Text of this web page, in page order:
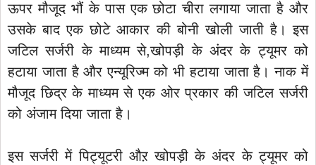
ऊपर मौजूद भौं के पास एक छोटा चीरा लगाया जाता है और
उसके बाद एक छोटे आकार की बोनी खोली जाती है। इस
जटिल सर्जरी के माध्यम से,खोपड़ी के अंदर के ट्यूमर को
हटाया जाता है और एन्यूरिज्म को भी हटाया जाता है। नाक में
मौजूद छिद्र के माध्यम से एक ओर प्रकार की जटिल सर्जरी
को अंजाम दिया जाता है।
इस सर्जरी में पिट्यूटरी औऱ खोपड़ी के अंदर के ट्यूमर को